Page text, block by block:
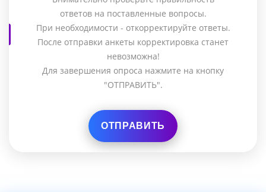
ответов на поставленные вопросы.
При необходимости - откорректируйте ответы.
После отправки анкеты корректировка станет
невозможна!
Для завершения опроса нажмите на кнопку
"ОТПРАВИТЬ".